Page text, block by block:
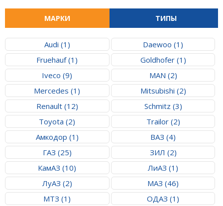
МАРКИ ТИПЫ
Audi (1)
Daewoo (1)
Fruehauf (1)
Goldhofer (1)
Iveco (9)
MAN (2)
Mercedes (1)
Mitsubishi (2)
Renault (12)
Schmitz (3)
Toyota (2)
Trailor (2)
Амкодор (1)
ВАЗ (4)
ГАЗ (25)
ЗИЛ (2)
КамАЗ (10)
ЛиАЗ (1)
ЛуАЗ (2)
МАЗ (46)
МТЗ (1)
ОДАЗ (1)